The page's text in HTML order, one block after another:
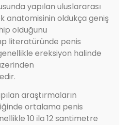
yapılan uluslararası
anatomisinin oldukça geniş
olduğunu
literatüründe penis
ereksiyon halinde
araştırmaların
ortalama penis
10 ila 12 santimetre